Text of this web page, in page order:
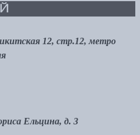
12, стр.12, метро
Ельцина, д. 3